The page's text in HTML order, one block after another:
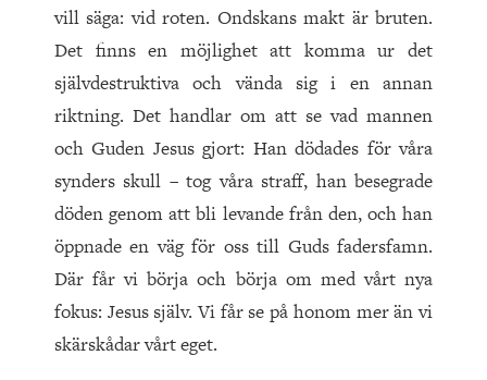
vill säga: vid roten. Ondskans makt är bruten.
Det finns en möjlighet att komma ur det
självdestruktiva och vända sig i en annan
riktning. Det handlar om att se vad mannen
och Guden Jesus gjort: Han dödades för våra
synders skull – tog våra straff, han besegrade
döden genom att bli levande från den, och han
öppnade en väg för oss till Guds fadersfamn.
Där får vi börja och börja om med vårt nya
fokus: Jesus själv. Vi får se på honom mer än vi
skärskådar vårt eget.